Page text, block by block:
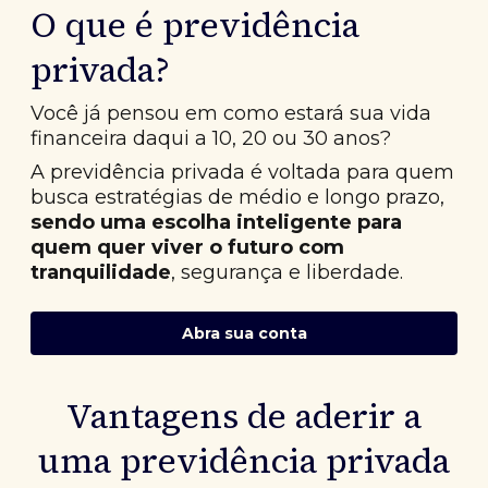
O que é previdência
privada?
Você já pensou em como estará sua vida
financeira daqui a 10, 20 ou 30 anos?
A previdência privada é voltada para quem
busca estratégias de médio e longo prazo,
sendo uma escolha inteligente para
quem quer viver o futuro com
tranquilidade, segurança e liberdade.
Abra sua conta
Vantagens de aderir a
uma previdência privada